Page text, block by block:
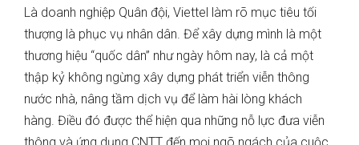
Là doanh nghiệp Quân đội, Viettel làm rõ mục tiêu tối
thượng là phục vụ nhân dân. Để xây dựng mình là một
thương hiệu “quốc dân” như ngày hôm nay, là cả một
thập kỷ không ngừng xây dựng phát triển viễn thông
nước nhà, nâng tầm dịch vụ để làm hài lòng khách
hàng. Điều đó được thể hiện qua những nỗ lực đưa viễn